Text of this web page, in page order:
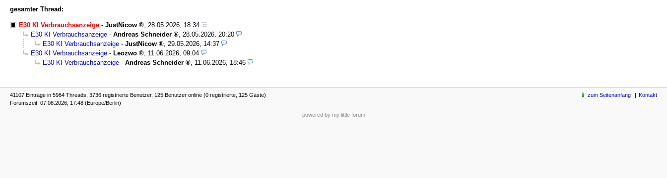
gesamter Thread:
E30 KI Verbrauchsanzeige - JustNicow , 28.05.2026, 18:34
E30 KI Verbrauchsanzeige - Andreas Schneider , 28.05.2026, 20:20
E30 KI Verbrauchsanzeige - JustNicow , 29.05.2026, 14:37
E30 KI Verbrauchsanzeige - Leozwo , 11.06.2026, 09:04
E30 KI Verbrauchsanzeige - Andreas Schneider , 11.06.2026, 18:46
41107 Einträge in 5984 Threads, 3736 registrierte Benutzer, 125 Benutzer online (0 registrierte, 125 Gäste)
Forumszeit: 07.08.2026, 17:48 (Europe/Berlin)
zum Seitenanfang Kontakt
powered by my little forum